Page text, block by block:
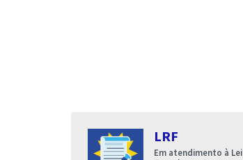
LRF
Em atendimento à Lei